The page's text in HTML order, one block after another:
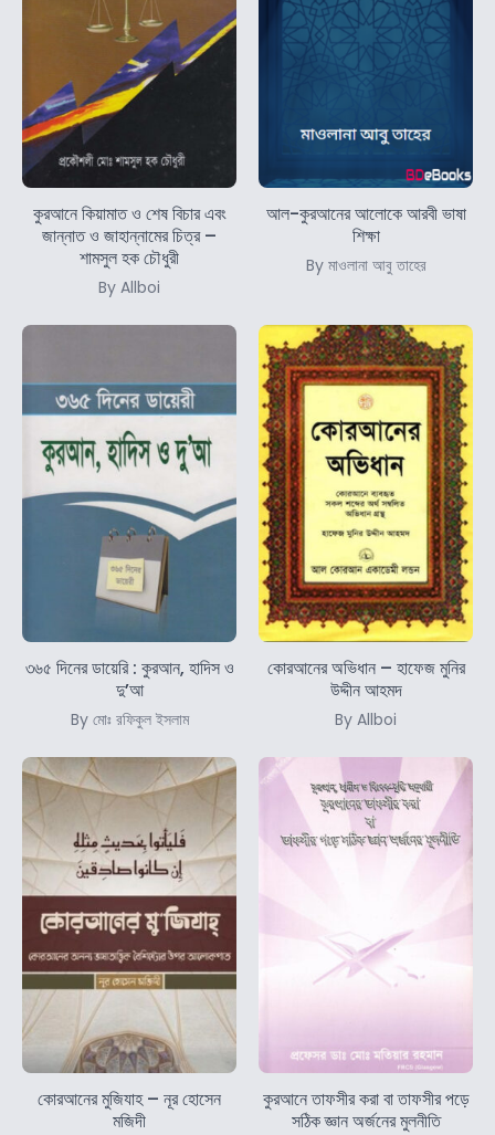
কুরআনে কিয়ামাত ও শেষ বিচার এবং
জান্নাত ও জাহান্নামের চিত্র –
শামসুল হক চৌধুরী
By Allboi
আল-কুরআনের আলোকে আরবী ভাষা
শিক্ষা
By মাওলানা আবু তাহের
৩৬৫ দিনের ডায়েরি : কুরআন, হাদিস ও
দু’আ
By মোঃ রফিকুল ইসলাম
কোরআনের অভিধান – হাফেজ মুনির
উদ্দীন আহমদ
By Allboi
কোরআনের মুজিযাহ – নূর হোসেন
মজিদী
কুরআনে তাফসীর করা বা তাফসীর পড়ে
সঠিক জ্ঞান অর্জনের মুলনীতি